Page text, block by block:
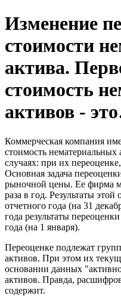
Изменение
стоимости
актива.
стоимость
активов -
Коммерческая компания
стоимость
случаях: при их
Основная задача
рыночной цены. Ее фирма
раза в год. Результаты
отчетного года (на 31
года результаты
года (на 1 января).
Переоценке подлежат
активов. При этом их
основании данных
активов. Правда,
содержит.